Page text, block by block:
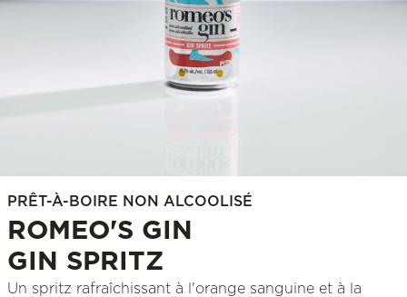
PRÊT-À-BOIRE NON ALCOOLISÉ
ROMEO'S GIN
GIN SPRITZ
Un spritz rafraîchissant à l'orange sanguine et à la